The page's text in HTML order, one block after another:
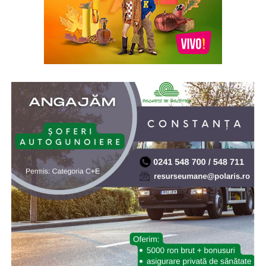
* Acum 21 de ani (2005), prin Hotărârea de Guvern nr.
902/2005, s-a aprobat înfiinţarea Institutului Naţional
pentru Studierea Holocaustului din România „Elie
Wiesel”. Elie (Eliezer) Wiesel (1928-2016) a fost evreu-
Holocaustului, scriitor, profesor, filozof, ziarist, eseist și
un activist în drepturile omului. Inaugurarea a avut loc
la 10.X.2005, cu ocazia celei de-a doua comemorări a
„Zilei Holocaustului din România”
* Cu 19 ani în urmă (2007) NASA a lansat sonda Phoenix
Mars Lander, care ulterior a găsit dovezi ale existenței
apei pe planeta Marte. Phoenix Mars Lander, pe scurt
Phoenix, este o navă-robot dedicată continuării misiunii
explorării spațiului, având ca țintă continuarea
explorării planetei Marte a sistemului nostru solar.
Misiunea Phoenix a fost lansată cu succes pe 4 august
2007 și a amartizat în ziua de 25 mai 2008. Programul ar